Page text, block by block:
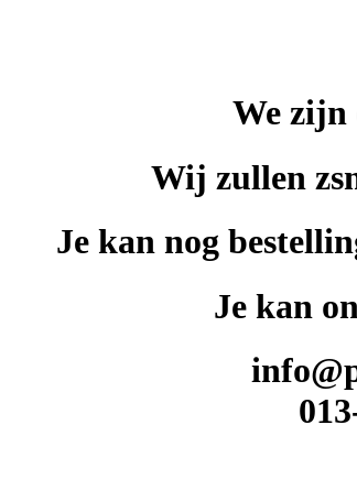
We zijn
Wij zullen
Je kan nog
Je kan